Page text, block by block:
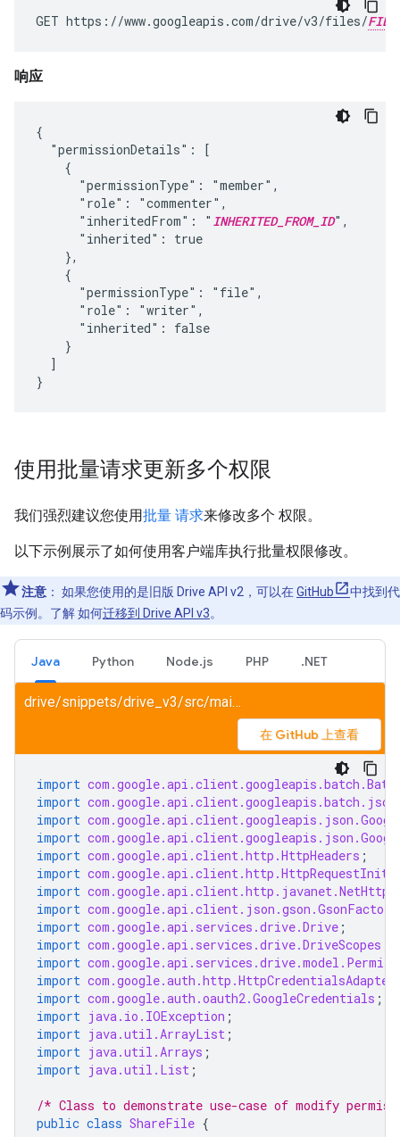
GET https://www.googleapis.com/drive/v3/files/
响应
{
  "permissionDetails": [
    {
      "permissionType": "member",
      "role": "commenter",
      "inheritedFrom": "
INHERITED_FROM_ID",
      "inherited": true
    },
    {
      "permissionType": "file",
      "role": "writer",
      "inherited": false
    }
  ]
}
使用批量请求更新多个权限
我们强烈建议您使用批量 请求来修改多个 权限。
以下示例展示了如何使用客户端库执行批量权限修改。
注意 ： 如果您使用的是旧版 Drive API v2，可以在GitHub
中找到代
码示例。了解 如何迁移到 Drive API v3。
Java Python Node.js PHP .NET
drive/snippets/drive_v3/src/main/java/ShareFile.java
在 GitHub 上查看
import
import
import
import
import com.google.api.client.http.HttpHeaders ;
import
import
import com.google.api.client.json.gson.GsonFactory
import com.google.api.services.drive.Drive ;
import com.google.api.services.drive.DriveScopes
import
import com.google.auth.http.HttpCredentialsAdapter
import com.google.auth.oauth2.GoogleCredentials ;
import java.io.IOException ;
import java.util.ArrayList ;
import java.util.Arrays ;
import java.util.List ;
/* Class to demonstrate use-case of modify
public class ShareFile {